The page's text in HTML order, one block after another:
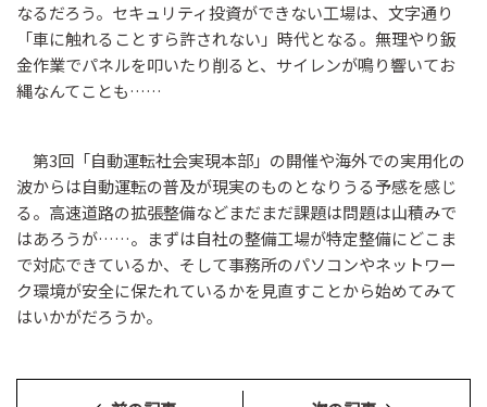
なるだろう。セキュリティ投資ができない工場は、文字通り
「車に触れることすら許されない」時代となる。無理やり鈑
金作業でパネルを叩いたり削ると、サイレンが鳴り響いてお
縄なんてことも……
第3回「自動運転社会実現本部」の開催や海外での実用化の
波からは自動運転の普及が現実のものとなりうる予感を感じ
る。高速道路の拡張整備などまだまだ課題は問題は山積みで
はあろうが……。まずは自社の整備工場が特定整備にどこま
で対応できているか、そして事務所のパソコンやネットワー
ク環境が安全に保たれているかを見直すことから始めてみて
はいかがだろうか。